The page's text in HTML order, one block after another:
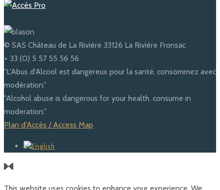
© SAS Château de La Rivière 33126 La Rivière Fronsac
+ 33 (0) 5 57 55 56 56
"L'Abus d'Alcool est dangereux pour la santé, consommez avec
modération."
"Alcohol abuse is dangerous for your health, consume in
moderation."
Plan d'Accès / Access Map